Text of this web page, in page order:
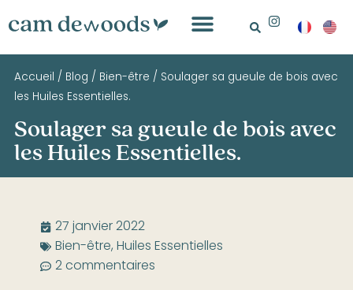
Accueil / Blog / Bien-être / Soulager sa gueule de bois avec
les Huiles Essentielles.
Soulager sa gueule de bois avec
les Huiles Essentielles.
27 janvier 2022
Bien-être,Huiles Essentielles
2 commentaires